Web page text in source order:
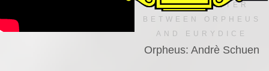
AN ENCOUNTER
BETWEEN ORPHEUS
AND EURYDICE
Orpheus: Andrè Schuen